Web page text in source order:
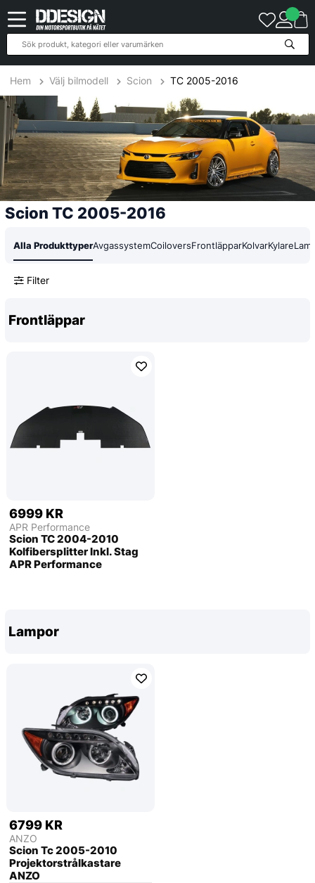
Hem Välj bilmodell Scion TC 2005-2016
Scion TC 2005-2016
Alla ProdukttyperAvgassystemCoiloversFrontläpparKolvarKylare
Filter
53 Produkter
Frontläppar
6999 KR
APR Performance
Scion TC 2004-2010
Kolfibersplitter Inkl. Stag
APR Performance
Lampor
6799 KR
ANZO
Scion Tc 2005-2010
Projektorstrålkastare
ANZO